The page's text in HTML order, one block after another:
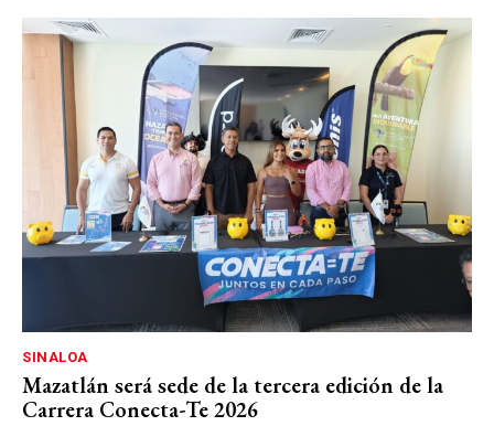
SINALOA
Mazatlán será sede de la tercera edición de la
Carrera Conecta-Te 2026